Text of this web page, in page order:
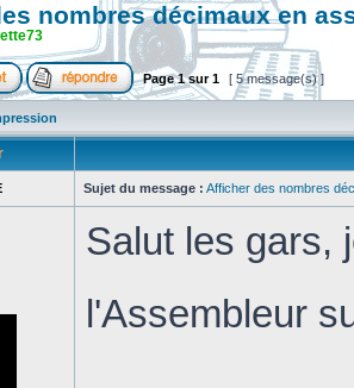
nombres décimaux en
Page1sur1 [ 5 message(s) ]
Sujet du message : Afficher des nombres
Salut les gars,
l'Assembleur